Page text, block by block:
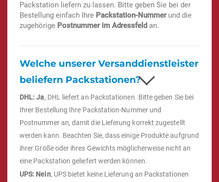
Packstation liefern zu lassen. Bitte geben Sie bei der
Bestellung einfach Ihre Packstation-Nummerund die
zugehörige Postnummer im Adressfeld an.
Welche unserer Versanddienstleister
beliefern Packstationen?
DHL: Ja, DHL liefert an Packstationen. Bitte geben Sie bei
Ihrer Bestellung Ihre Packstation-Nummer und
Postnummer an, damit die Lieferung korrekt zugestellt
werden kann. Beachten Sie, dass einige Produkte aufgrund
ihrer Größe oder ihres Gewichts möglicherweise nicht an
eine Packstation geliefert werden können.
UPS: Nein, UPS bietet keine Lieferung an Packstationen